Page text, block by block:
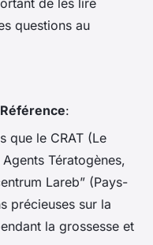
de les lire
questions au
:
que le CRAT (Le
Tératogènes,
Lareb” (Pays-
précieuses sur la
la grossesse et